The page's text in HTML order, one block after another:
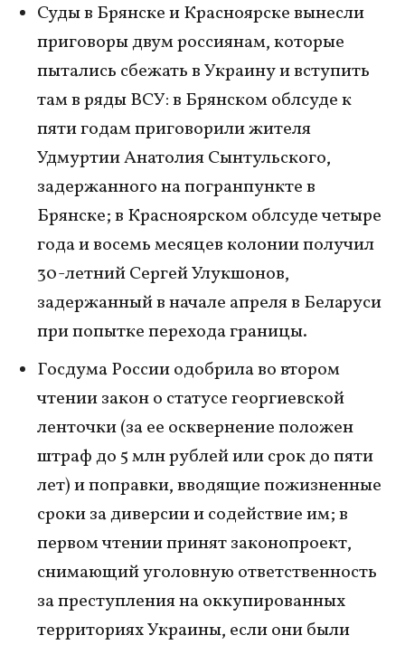
Суды в Брянске и Красноярске вынесли
приговоры двум россиянам, которые
пытались сбежать в Украину и вступить
там в ряды ВСУ: в Брянском облсуде к
пяти годам приговорили жителя
Удмуртии Анатолия Сынтульского,
задержанного на погранпункте в
Брянске; в Красноярском облсуде четыре
года и восемь месяцев колонии получил
30-летний Сергей Улукшонов,
задержанный в начале апреля в Беларуси
при попытке перехода границы.
Госдума России одобрила во втором
чтении закон о статусе георгиевской
ленточки (за ее осквернение положен
штраф до 5 млн рублей или срок до пяти
лет) и поправки, вводящие пожизненные
сроки за диверсии и содействие им; в
первом чтении принят законопроект,
снимающий уголовную ответственность
за преступления на оккупированных
территориях Украины, если они были